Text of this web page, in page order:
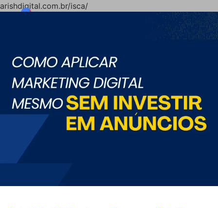
arishdigital.com.br/isca/